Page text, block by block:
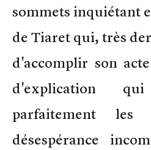
sommets inquiétant
de Tiaret qui, très
d'accomplir son
d'explication
parfaitement
désespérance